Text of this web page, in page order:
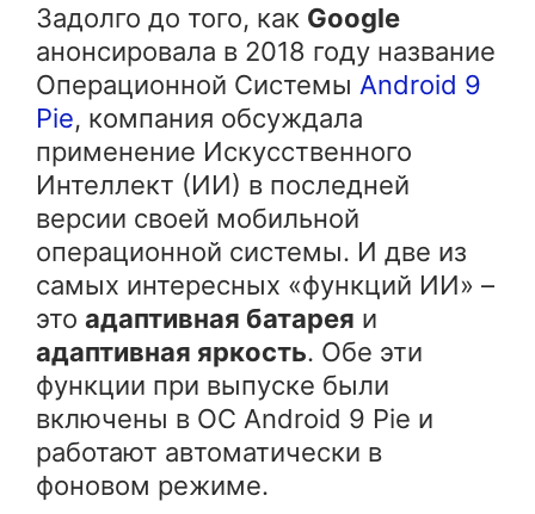
Задолго до того, как Google
анонсировала в 2018 году название
Операционной Системы Android 9
Pie, компания обсуждала
применение Искусственного
Интеллект (ИИ) в последней
версии своей мобильной
операционной системы. И две из
самых интересных «функций ИИ» –
это адаптивная батарея и
адаптивная яркость. Обе эти
функции при выпуске были
включены в ОС Android 9 Pie и
работают автоматически в
фоновом режиме.